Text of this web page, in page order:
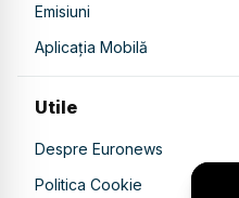
Emisiuni
Aplicația Mobilă
Utile
Despre Euronews
Politica Cookie